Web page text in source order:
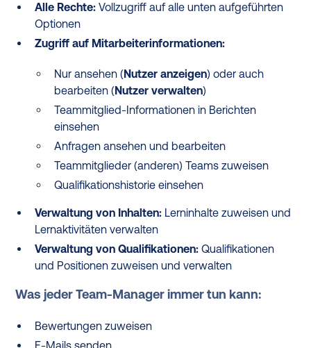
Alle Rechte: Vollzugriff auf alle unten aufgeführten
Optionen
Zugriff auf Mitarbeiterinformationen:
Nur ansehen (Nutzer anzeigen) oder auch
bearbeiten (Nutzer verwalten)
Teammitglied-Informationen in Berichten
einsehen
Anfragen ansehen und bearbeiten
Teammitglieder (anderen) Teams zuweisen
Qualifikationshistorie einsehen
Verwaltung von Inhalten: Lerninhalte zuweisen und
Lernaktivitäten verwalten
Verwaltung von Qualifikationen: Qualifikationen
und Positionen zuweisen und verwalten
Was jeder Team-Manager immer tun kann:
Bewertungen zuweisen
E-Mails senden